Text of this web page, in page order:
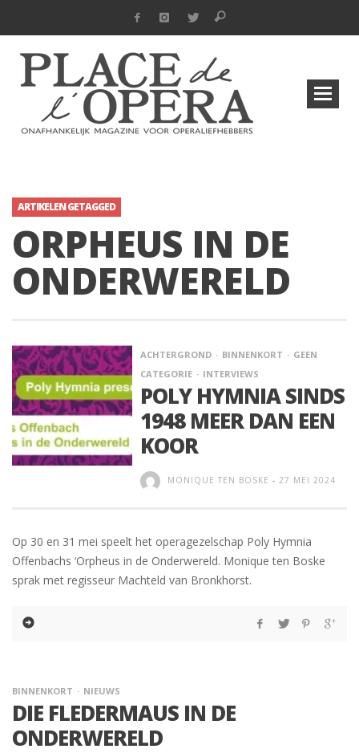
ARTIKELEN GETAGGED
ORPHEUS IN DE
ONDERWERELD
ACHTERGROND BINNENKORT
GEEN
CATEGORIE
INTERVIEWS
POLY HYMNIA SINDS
1948 MEER DAN EEN
KOOR
MONIQUE TEN BOSKE - 27 MEI 2024
Op 30 en 31 mei speelt het operagezelschap Poly Hymnia
Offenbachs ‘Orpheus in de Onderwereld. Monique ten Boske
sprak met regisseur Machteld van Bronkhorst.
BINNENKORT NIEUWS
DIE FLEDERMAUS IN DE
ONDERWERELD